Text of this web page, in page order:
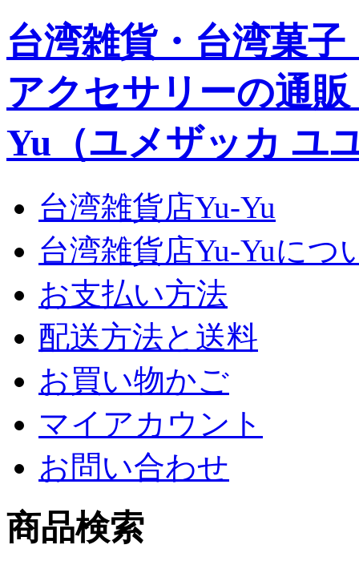
台湾雑貨・台湾菓
アクセサリーの通
Yu（ユメザッカ ユ
台湾雑貨店Yu-Yu
台湾雑貨店Yu-Yuにつ
お支払い方法
配送方法と送料
お買い物かご
マイアカウント
お問い合わせ
商品検索